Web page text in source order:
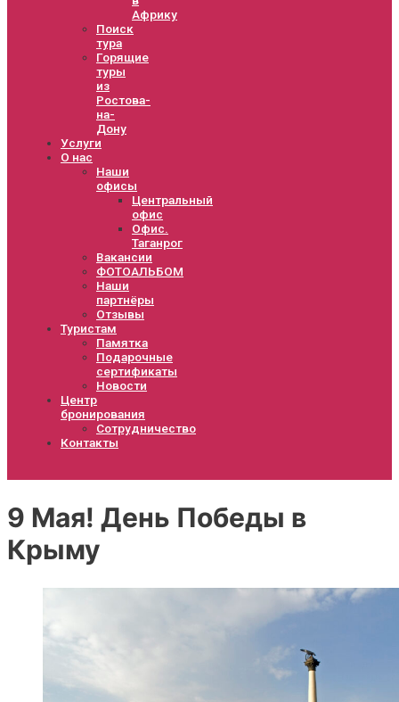
Африку
Поиск
тура
Горящие
туры
из
Ростова-
на-
Дону
Услуги
О нас
Наши
офисы
Центральный
офис
Офис.
Таганрог
Вакансии
ФОТОАЛЬБОМ
Наши
партнёры
Отзывы
Туристам
Памятка
Подарочные
сертификаты
Новости
Центр
бронирования
Сотрудничество
Контакты
9 Мая! День Победы в
Крыму